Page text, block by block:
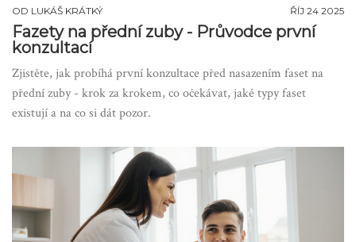
OD LUKÁŠ KRÁTKÝ ŘÍJ 24 2025
Fazety na přední zuby - Průvodce první
konzultací
Zjistěte, jak probíhá první konzultace před nasazením faset na
přední zuby - krok za krokem, co očekávat, jaké typy faset
existují a na co si dát pozor.